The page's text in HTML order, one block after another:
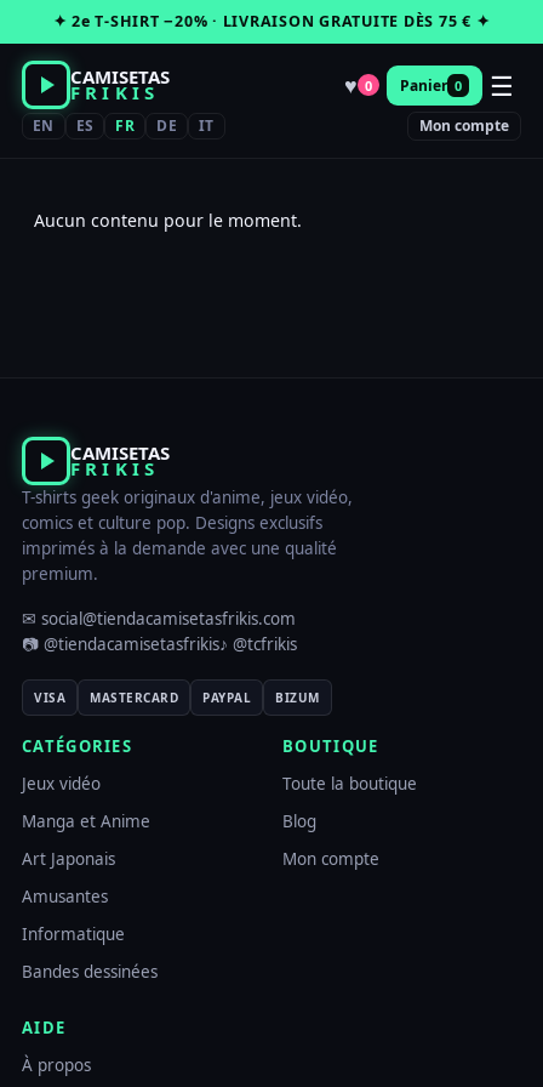
au
contenu
✦ 2e T-SHIRT −20% · LIVRAISON GRATUITE DÈS 75 € ✦
CAMISETAS
FRIKIS ♥ 0 Panier 0 ☰
EN ES FR DE IT Mon compte
Aucun contenu pour le moment.
CAMISETAS
FRIKIS
T-shirts geek originaux d'anime, jeux vidéo,
comics et culture pop. Designs exclusifs
imprimés à la demande avec une qualité
premium.
✉ social@tiendacamisetasfrikis.com
📷 @tiendacamisetasfrikis♪ @tcfrikis
VISA MASTERCARD PAYPAL BIZUM
CATÉGORIES
Jeux vidéo
Manga et Anime
Art Japonais
Amusantes
Informatique
Bandes dessinées
BOUTIQUE
Toute la boutique
Blog
Mon compte
AIDE
À propos